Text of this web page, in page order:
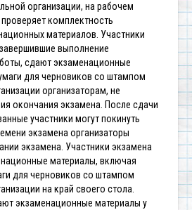
организации, на рабочем
комплектность
материалов. Участники
выполнение
сдают экзаменационные
для черновиков со штампом
организаторам, не
окончания экзамена. После сдачи
участники могут покинуть
экзамена организаторы
экзамена. Участники экзамена
материалы, включая
для черновиков со штампом
на край своего стола.
экзаменационные материалы у